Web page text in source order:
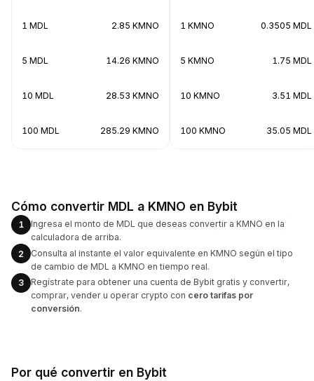
1 MDL 2.85 KMNO
5 MDL 14.26 KMNO
10 MDL 28.53 KMNO
100 MDL 285.29 KMNO
1 KMNO 0.3505 MDL
5 KMNO 1.75 MDL
10 KMNO 3.51 MDL
100 KMNO 35.05 MDL
Cómo convertir MDL a KMNO en Bybit
1
Ingresa el monto de MDL que deseas convertir a KMNO en la
calculadora de arriba.
2
Consulta al instante el valor equivalente en KMNO según el tipo
de cambio de MDL a KMNO en tiempo real.
3
Regístrate para obtener una cuenta de Bybit gratis y convertir,
comprar, vender u operar crypto con cero tarifas por
conversión.
Por qué convertir en Bybit